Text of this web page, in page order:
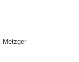
Metzger